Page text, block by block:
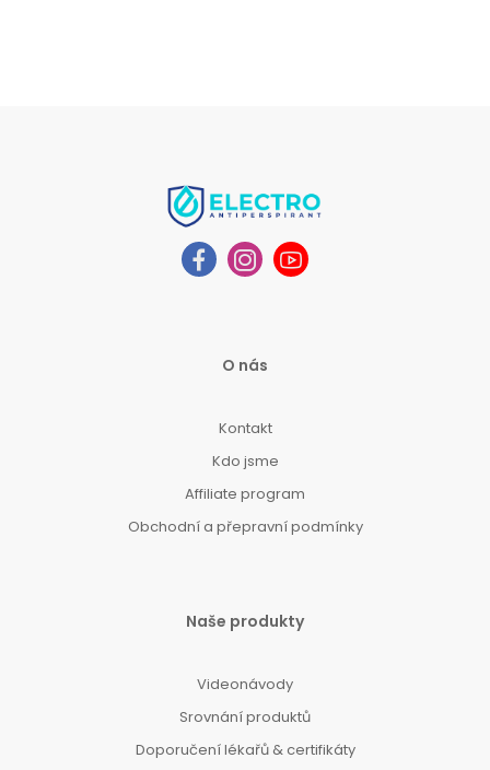
O nás
Kontakt
Kdo jsme
Affiliate program
Obchodní a přepravní podmínky
Naše produkty
Videonávody
Srovnání produktů
Doporučení lékařů & certifikáty